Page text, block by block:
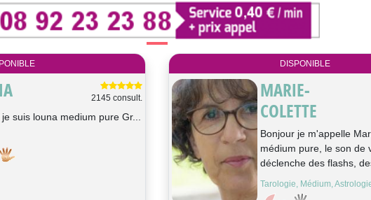
2145 consult.
je suis louna medium pure Gr...
DISPONIBLE
MARIE-
COLETTE
Bonjour je m'appelle
médium pure, le son de
déclenche des flashs,
Tarologie, Médium,